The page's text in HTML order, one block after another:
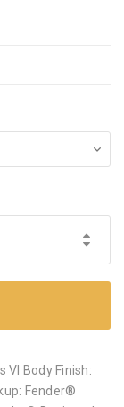
VI Body Finish:
Fender®